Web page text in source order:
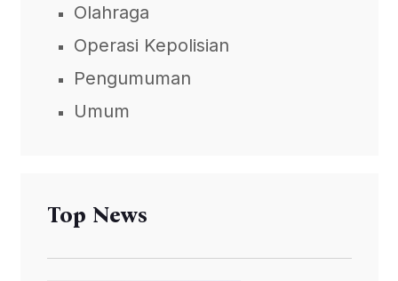
Olahraga
Operasi Kepolisian
Pengumuman
Umum
Top News